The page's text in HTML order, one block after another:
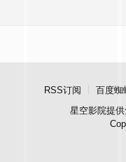
RSS订阅 百度蜘
星空影院提